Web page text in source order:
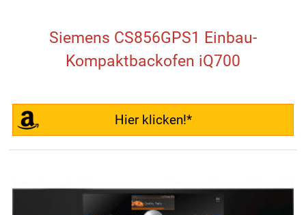
Siemens CS856GPS1 Einbau-
Kompaktbackofen iQ700
Hier klicken!*